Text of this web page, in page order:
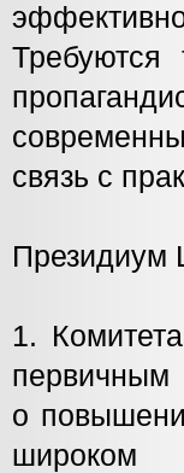
Требуются
связь с
1.
первичным
о
широком